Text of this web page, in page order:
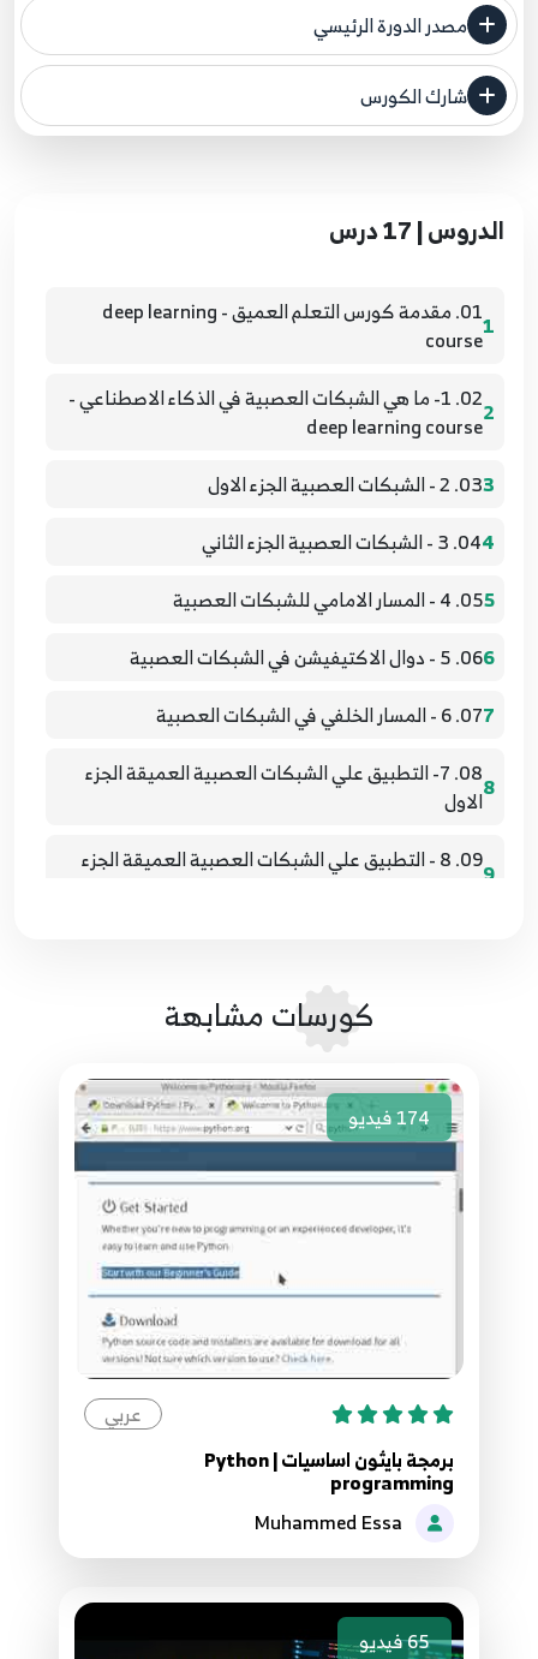
مصدر الدورة الرئيسي
فنحن لا ندعي ملكية أي دورة ولهذا نضع المصدر الأصلي لكم
شارك الكورس
الدروس | 17 درس
1
01. مقدمة كورس التعلم العميق - deep learning
course
2
02. 1- ما هي الشبكات العصبية في الذكاء الاصطناعي -
deep learning course
303. 2 - الشبكات العصبية الجزء الاول
404. 3 - الشبكات العصبية الجزء الثاني
505. 4 - المسار الامامي للشبكات العصبية
606. 5 - دوال الاكتيفيشن في الشبكات العصبية
707. 6 - المسار الخلفي في الشبكات العصبية
8
08. 7- التطبيق علي الشبكات العصبية العميقة الجزء
الاول
9
09. 8 - التطبيق علي الشبكات العصبية العميقة الجزء
12. 11 - الشبكات العصبية الملتفة CNN الجزء الثاني
13. 12 - الشبكات العصبية الملتفة CNN الجزء الثالث
14. 13 - الشبكات العصبية الملتفة CNN الجزء الرابع
17. 16 - التطبيق علي الشبكات العصبية الملتفة CNN
الجزء الثاني و اهمية Dropout
كورسات مشابهة
174فيديو
عربي
برمجة بايثون اساسيات | Python
programming
65فيديو